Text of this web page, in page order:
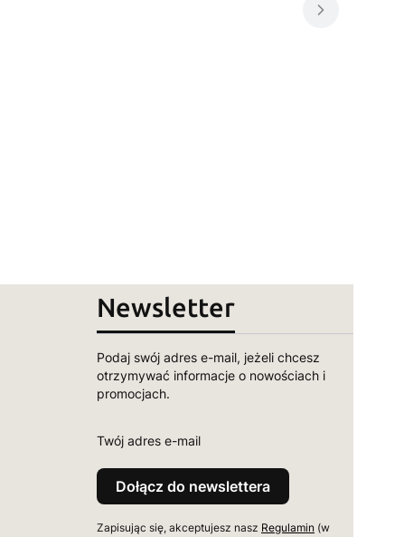
Newsletter
Podaj swój adres e-mail, jeżeli chcesz
otrzymywać informacje o nowościach i
promocjach.
Twój adres e-mail
Dołącz do newslettera
Zapisując się, akceptujesz nasz Regulamin (w